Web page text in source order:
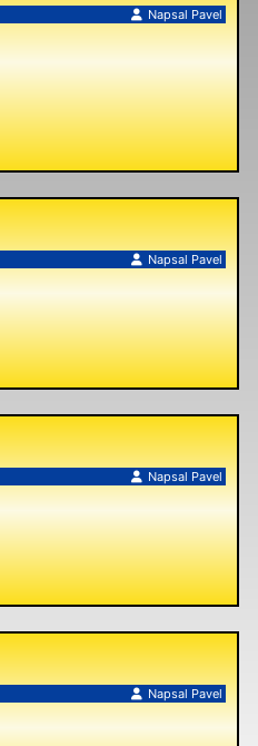
Napsal Pavel
Napsal Pavel
Napsal Pavel
Napsal Pavel